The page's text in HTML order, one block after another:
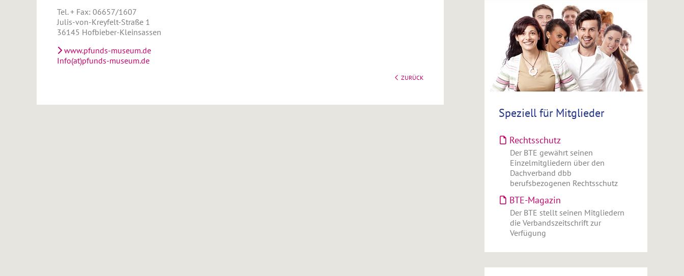
Tel. + Fax: 06657/1607
Julis-von-Kreyfelt-Straße 1
36145 Hofbieber-Kleinsassen
www.pfunds-museum.de
Info(at)pfunds-museum.de
ZURÜCK
Speziell für Mitglieder
Rechtsschutz
Der BTE gewährt seinen
Einzelmitgliedern über den
Dachverband dbb
berufsbezogenen Rechtsschutz
BTE-Magazin
Der BTE stellt seinen Mitgliedern
die Verbandszeitschrift zur
Verfügung